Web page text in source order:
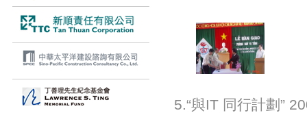
5.“與IT 同行計劃”